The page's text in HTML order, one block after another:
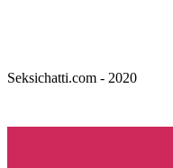
Seksichatti.com - 2020